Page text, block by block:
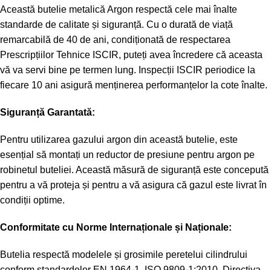
Această butelie metalică Argon respectă cele mai înalte
standarde de calitate și siguranță. Cu o durată de viață
remarcabilă de 40 de ani, condiționată de respectarea
Prescripțiilor Tehnice ISCIR, puteți avea încredere că aceasta
vă va servi bine pe termen lung. Inspecții ISCIR periodice la
fiecare 10 ani asigură menținerea performanțelor la cote înalte.
Siguranță Garantată:
Pentru utilizarea gazului argon din această butelie, este
esențial să montați un reductor de presiune pentru argon pe
robinetul buteliei. Această măsură de siguranță este concepută
pentru a vă proteja și pentru a vă asigura că gazul este livrat în
condiții optime.
Conformitate cu Norme Internaționale și Naționale:
Butelia respectă modelele și grosimile peretelui cilindrului